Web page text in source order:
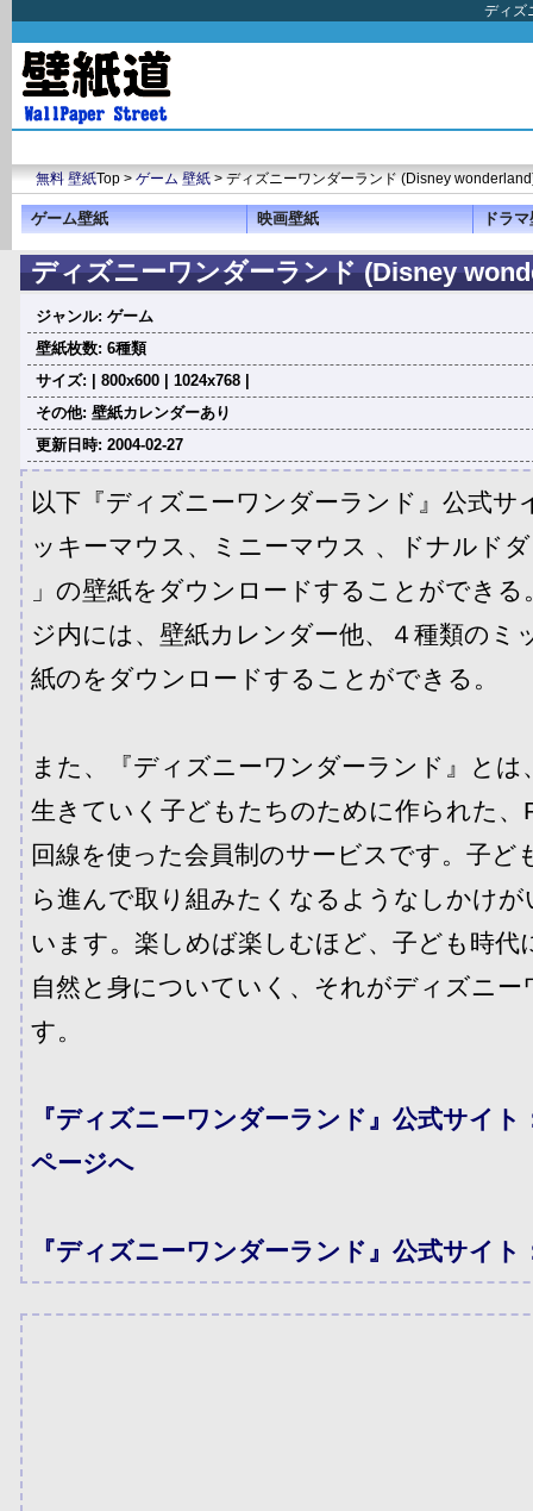
ディズ
無料 壁紙Top >ゲーム 壁紙> ディズニーワンダーランド (Disney
ゲーム壁紙 映画壁紙 ドラ
ディズニーワンダーランド (Disney
ジャンル: ゲーム
壁紙枚数: 6種類
サイズ: | 800x600 | 1024x768 |
その他: 壁紙カレンダーあり
更新日時: 2004-02-27
以下『ディズニーワンダーランド』公式サ
ッキーマウス、ミニーマウス 、ドナルド
」の壁紙をダウンロードすることができ
ジ内には、壁紙カレンダー他、４種類のミ
紙のをダウンロードすることができる。
また、『ディズニーワンダーランド』と
生きていく子どもたちのために作られた
回線を使った会員制のサービスです。子ど
ら進んで取り組みたくなるようなしかけ
います。楽しめば楽しむほど、子ども時代
自然と身についていく、それがディズニ
す。
『ディズニーワンダーランド』公式サイ
ページへ
『ディズニーワンダーランド』公式サイ